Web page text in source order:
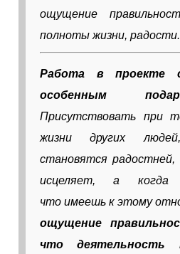
ощущение
полноты жизни, радости.
Работа в проекте
особенным
Присутствовать при
жизни других
становятся
исцеляет, а
что имеешь к этому
ощущение
что деятельность